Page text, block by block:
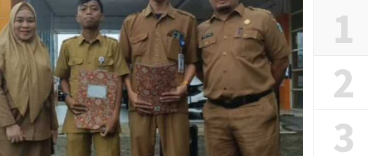
1
2
3